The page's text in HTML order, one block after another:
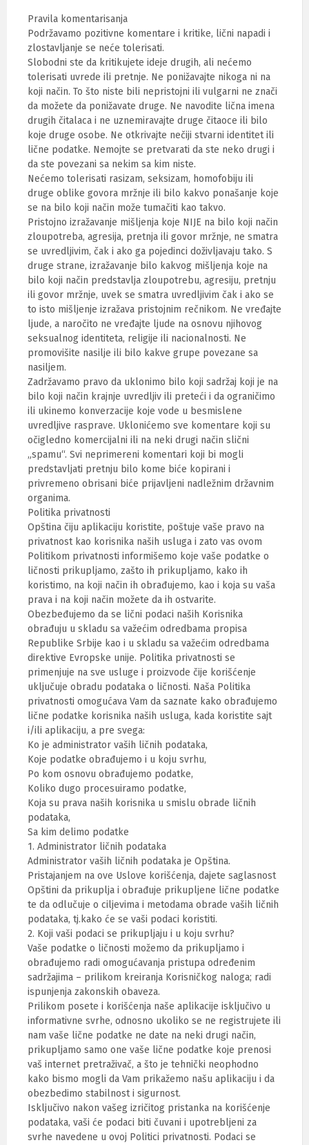
Pravila komentarisanja
Podržavamo pozitivne komentare i kritike, lični napadi i
zlostavljanje se neće tolerisati.
Slobodni ste da kritikujete ideje drugih, ali nećemo
tolerisati uvrede ili pretnje. Ne ponižavajte nikoga ni na
koji način. To što niste bili nepristojni ili vulgarni ne znači
da možete da ponižavate druge. Ne navodite lična imena
drugih čitalaca i ne uznemiravajte druge čitaoce ili bilo
koje druge osobe. Ne otkrivajte nečiji stvarni identitet ili
lične podatke. Nemojte se pretvarati da ste neko drugi i
da ste povezani sa nekim sa kim niste.
Nećemo tolerisati rasizam, seksizam, homofobiju ili
druge oblike govora mržnje ili bilo kakvo ponašanje koje
se na bilo koji način može tumačiti kao takvo.
Pristojno izražavanje mišljenja koje NIJE na bilo koji način
zloupotreba, agresija, pretnja ili govor mržnje, ne smatra
se uvredljivim, čak i ako ga pojedinci doživljavaju tako. S
druge strane, izražavanje bilo kakvog mišljenja koje na
bilo koji način predstavlja zloupotrebu, agresiju, pretnju
ili govor mržnje, uvek se smatra uvredljivim čak i ako se
to isto mišljenje izražava pristojnim rečnikom. Ne vređajte
ljude, a naročito ne vređajte ljude na osnovu njihovog
seksualnog identiteta, religije ili nacionalnosti. Ne
promovišite nasilje ili bilo kakve grupe povezane sa
nasiljem.
Zadržavamo pravo da uklonimo bilo koji sadržaj koji je na
bilo koji način krajnje uvredljiv ili preteći i da ograničimo
ili ukinemo konverzacije koje vode u besmislene
uvredljive rasprave. Uklonićemo sve komentare koji su
očigledno komercijalni ili na neki drugi način slični
„spamu“. Svi neprimereni komentari koji bi mogli
predstavljati pretnju bilo kome biće kopirani i
privremeno obrisani biće prijavljeni nadležnim državnim
organima.
Politika privatnosti
Opština čiju aplikaciju koristite, poštuje vaše pravo na
privatnost kao korisnika naših usluga i zato vas ovom
Politikom privatnosti informišemo koje vaše podatke o
ličnosti prikupljamo, zašto ih prikupljamo, kako ih
koristimo, na koji način ih obrađujemo, kao i koja su vaša
prava i na koji način možete da ih ostvarite.
Obezbeđujemo da se lični podaci naših Korisnika
obrađuju u skladu sa važećim odredbama propisa
Republike Srbije kao i u skladu sa važećim odredbama
direktive Evropske unije. Politika privatnosti se
primenjuje na sve usluge i proizvode čije korišćenje
uključuje obradu podataka o ličnosti. Naša Politika
privatnosti omogućava Vam da saznate kako obrađujemo
lične podatke korisnika naših usluga, kada koristite sajt
i/ili aplikaciju, a pre svega:
Ko je administrator vaših ličnih podataka,
Koje podatke obrađujemo i u koju svrhu,
Po kom osnovu obrađujemo podatke,
Koliko dugo procesuiramo podatke,
Koja su prava naših korisnika u smislu obrade ličnih
podataka,
Sa kim delimo podatke
1. Administrator ličnih podataka
Administrator vaših ličnih podataka je Opština.
Pristajanjem na ove Uslove korišćenja, dajete saglasnost
Opštini da prikuplja i obrađuje prikupljene lične podatke
te da odlučuje o ciljevima i metodama obrade vaših ličnih
podataka, tj.kako će se vaši podaci koristiti.
2. Koji vaši podaci se prikupljaju i u koju svrhu?
Vaše podatke o ličnosti možemo da prikupljamo i
obrađujemo radi omogućavanja pristupa određenim
sadržajima – prilikom kreiranja Korisničkog naloga; radi
ispunjenja zakonskih obaveza.
Prilikom posete i korišćenja naše aplikacije isključivo u
informativne svrhe, odnosno ukoliko se ne registrujete ili
nam vaše lične podatke ne date na neki drugi način,
prikupljamo samo one vaše lične podatke koje prenosi
vaš internet pretraživač, a što je tehnički neophodno
kako bismo mogli da Vam prikažemo našu aplikaciju i da
obezbedimo stabilnost i sigurnost.
Isključivo nakon vašeg izričitog pristanka na korišćenje
podataka, vaši će podaci biti čuvani i upotrebljeni za
svrhe navedene u ovoj Politici privatnosti. Podaci se